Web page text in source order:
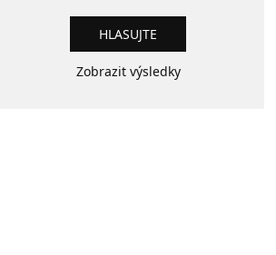
Zobrazit výsledky